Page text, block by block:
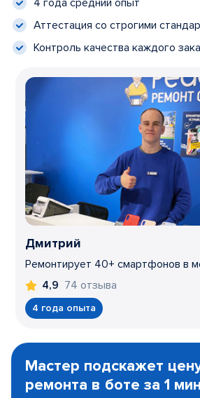
Аттестация со строгими
Контроль качества каждого
Дмитрий
Ремонтирует 40+ смартфонов в
4,9 74 отзыва
4 года опыта
1
Мастер подскажет
ремонта в боте за 1